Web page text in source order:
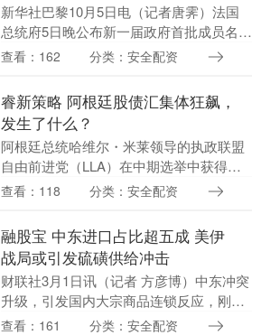
新华社巴黎10月5日电（记者唐霁）法国
总统府5日晚公布新一届政府首批成员名
单，多个关键岗位的部长留任，国防部
政府其余成员名单....
查看：162 分类：安全配资
睿新策略 阿根廷股债汇集体狂飙，
发生了什么？
阿根廷总统哈维尔・米莱领导的执政联盟
自由前进党（LLA）在中期选举中获得
40.8%的选票，赢得众议院半数改选席
阿根廷众议院的....
查看：118 分类：安全配资
融股宝 中东进口占比超五成 美伊
战局或引发硫磺供给冲击
财联社3月1日讯（记者 方彦博）中东冲突
升级，引发国内大宗商品连锁反应，刚有
降温趋势的硫磺价格或再次上升。 “虽然
查看：161 分类：安全配资